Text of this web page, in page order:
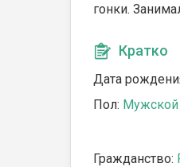
гонки.
Кратко
Дата
Пол: Мужской
Гражданство: